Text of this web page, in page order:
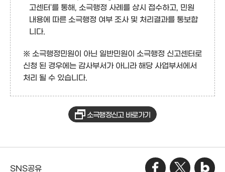
고센터'를 통해, 소극행정 사례를 상시 접수하고, 민원
내용에 따른 소극행정 여부 조사 및 처리결과를 통보합
니다.
※ 소극행정민원이 아닌 일반민원이 소극행정 신고센터로
신청 된 경우에는 감사부서가 아니라 해당 사업부서에서
처리 될 수 있습니다.
소극행정신고 바로가기
SNS공유